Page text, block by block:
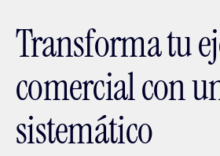
Transforma tu
comercial con
sistemático